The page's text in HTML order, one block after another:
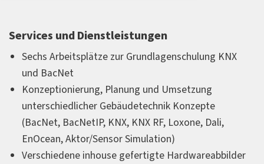
Services und Dienstleistungen
Sechs Arbeitsplätze zur Grundlagenschulung KNX
und BacNet
Konzeptionierung, Planung und Umsetzung
unterschiedlicher Gebäudetechnik Konzepte
(BacNet, BacNetIP, KNX, KNX RF, Loxone, Dali,
EnOcean, Aktor/Sensor Simulation)
Verschiedene inhouse gefertigte Hardwareabbilder